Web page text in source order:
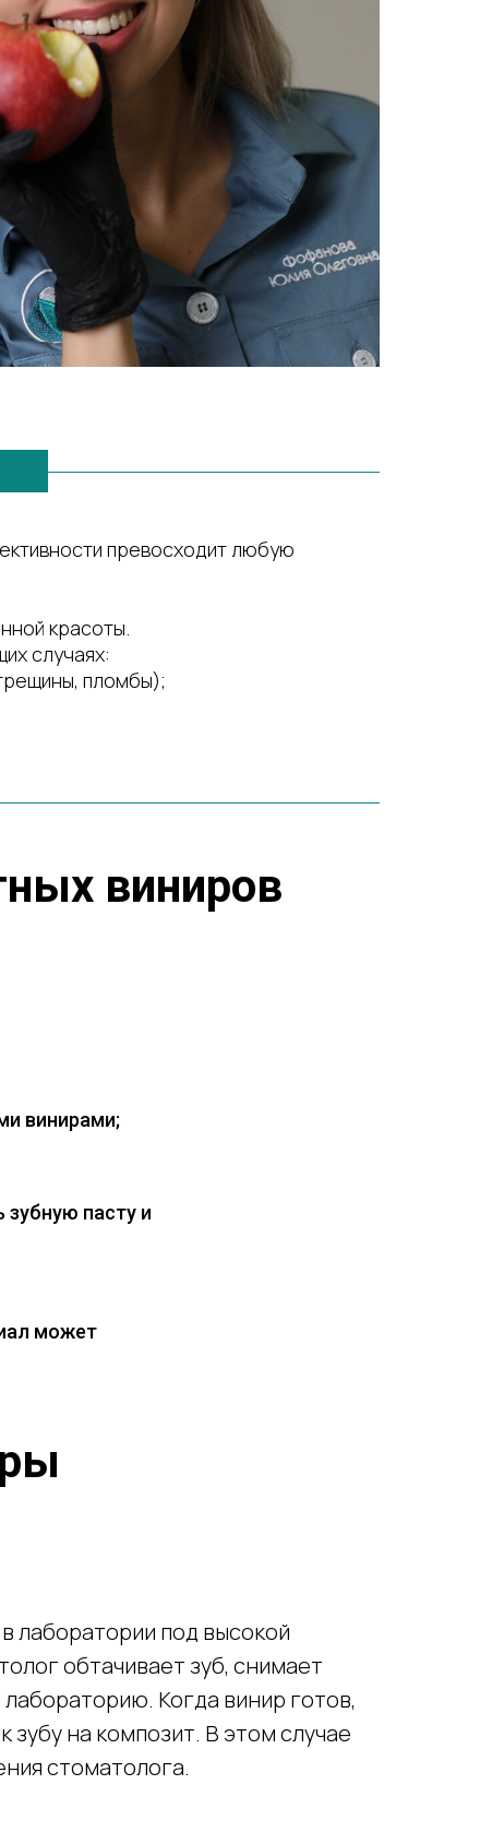
превосходит любую
красоты.
случаях:
пломбы);
виниров
винирами;
пасту и
может
лаборатории под высокой
обтачивает зуб, снимает
Когда винир готов,
зубу на композит. В этом случае
стоматолога.